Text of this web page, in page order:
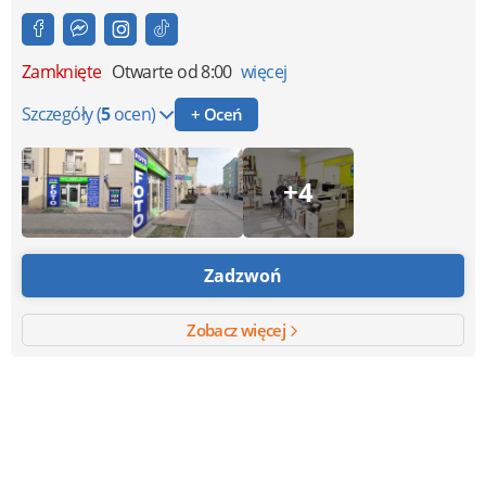
Zamknięte Otwarte od 8:00 więcej
Szczegóły(5ocen) + Oceń
+4
Zadzwoń
Zobacz więcej